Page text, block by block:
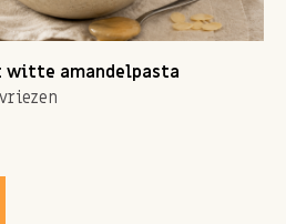
witte amandelpasta